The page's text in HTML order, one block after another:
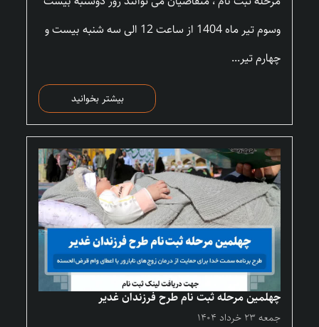
وسوم تیر ماه 1404 از ساعت 12 الی سه شنبه بیست و
چهارم تیر...
بیشتر بخوانید
چهلمین مرحله ثبت نام طرح فرزندان غدیر
جمعه ۲۳ خرداد ۱۴۰۴